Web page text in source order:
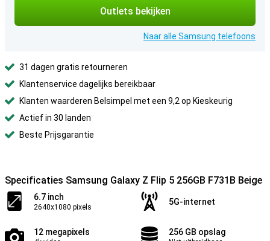
Outlets bekijken
Naar alle Samsung telefoons
31 dagen gratis retourneren
Klantenservice dagelijks bereikbaar
Klanten waarderen Belsimpel met een 9,2 op Kieskeurig
Actief in 30 landen
Beste Prijsgarantie
Specificaties Samsung Galaxy Z Flip 5 256GB F731B Beige
6.7 inch
2640x1080 pixels
5G-internet
12 megapixels 256 GB opslag